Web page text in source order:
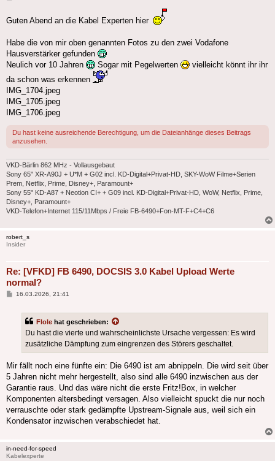
Guten Abend an die Kabel Experten hier
Habe die von mir oben genannten Fotos zu den zwei Vodafone
Hausverstärker gefunden
Neulich vor 10 Jahren
Sogar mit Pegelwerten
vielleicht könnt ihr ihr
da schon was erkennen
IMG_1704.jpeg
IMG_1705.jpeg
IMG_1706.jpeg
Du hast keine ausreichende Berechtigung, um die Dateianhänge dieses Beitrags
anzusehen.
VKD-Bärlin 862 MHz - Vollausgebaut
Sony 65" XR-A90J + U*M + G02 incl. KD-Digital+Privat-HD, SKY-WoW Filme+Serien
Prem, Netflix, Prime, Disney+, Paramount+
Sony 55" KD-A87 + Neotion CI+ + G09 incl. KD-Digital+Privat-HD, WoW, Netflix, Prime,
Disney+, Paramount+
VKD-Telefon+Internet 115/11Mbps / Freie FB-6490+Fon-MT-F+C4+C6
robert_s
Insider
Re: [VFKD] FB 6490, DOCSIS 3.0 Kabel Upload Werte
normal?
Beitrag
16.03.2026, 21:41
Flole hat geschrieben:
Du hast die vierte und wahrscheinlichste Ursache vergessen: Es wird
zusätzliche Dämpfung zum eingrenzen des Störers geschaltet.
Mir fällt noch eine fünfte ein: Die 6490 ist am abnippeln. Die wird seit über
5 Jahren nicht mehr hergestellt, also sind alle 6490 inzwischen aus der
Garantie raus. Und das wäre nicht die erste Fritz!Box, in welcher
Komponenten altersbedingt versagen. Also vielleicht spuckt die nur noch
verrauschte oder stark gedämpfte Upstream-Signale aus, weil sich ein
Kondensator inzwischen verabschiedet hat.
in-need-for-speed
Kabelexperte